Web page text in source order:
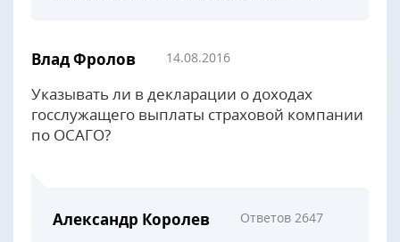
Влад Фролов 14.08.2016
Указывать ли в декларации о доходах
госслужащего выплаты страховой компании
по ОСАГО?
Александр Королев Ответов 2647